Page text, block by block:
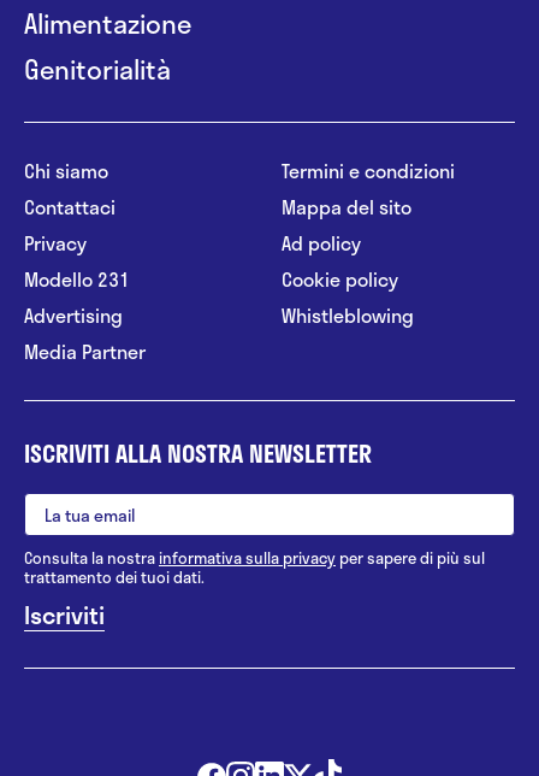
Alimentazione
Genitorialità
Chi siamo
Contattaci
Privacy
Modello 231
Advertising
Media Partner
Termini e condizioni
Mappa del sito
Ad policy
Cookie policy
Whistleblowing
ISCRIVITI ALLA NOSTRA NEWSLETTER
Consulta la nostrainformativa sulla privacy per sapere di più sul
trattamento dei tuoi dati.